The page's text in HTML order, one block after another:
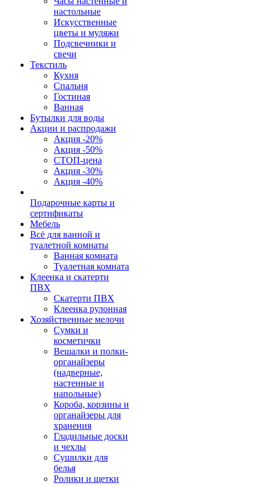
настольные
Искусственные
цветы и муляжи
Подсвечники и
свечи
Текстиль
Кухня
Спальня
Гостиная
Ванная
Бутылки для воды
Акции и распродажи
Акция -20%
Акция -50%
СТОП-цена
Акция -30%
Акция -40%
Подарочные карты и
сертификаты
Мебель
Всё для ванной и
туалетной комнаты
Ванная комната
Туалетная комната
Клеенка и скатерти
ПВХ
Скатерти ПВХ
Клеенка рулонная
Хозяйственные мелочи
Сумки и
косметички
Вешалки и полки-
органайзеры
(надверные,
настенные и
напольные)
Короба, корзины и
органайзеры для
хранения
Гладильные доски
и чехлы
Сушилки для
белья
Ролики и щетки